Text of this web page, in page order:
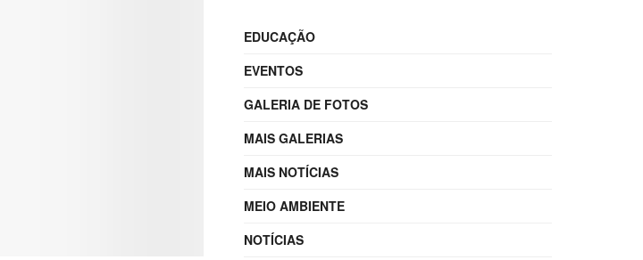
EDUCAÇÃO
EVENTOS
GALERIA DE FOTOS
MAIS GALERIAS
MAIS NOTÍCIAS
MEIO AMBIENTE
NOTÍCIAS